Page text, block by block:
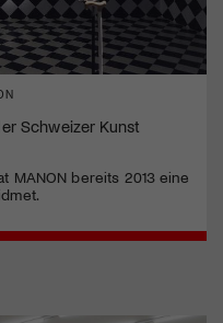
Schweizer Kunst
MANON bereits 2013 eine